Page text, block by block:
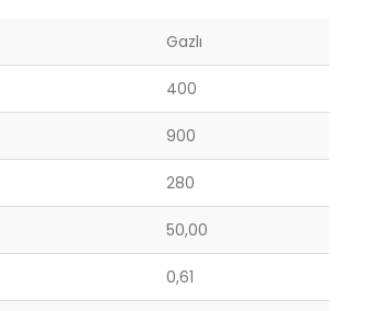
Gazlı
400
900
280
50,00
0,61